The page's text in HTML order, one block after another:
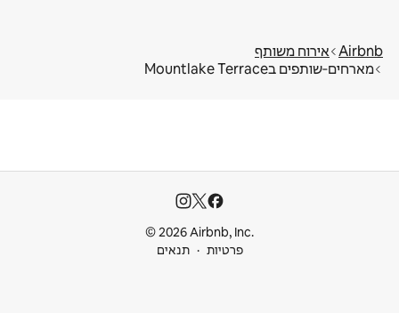
Airbnb אירוח משותף
מארחים‑שותפים בMountlake Terrace
© 2026 Airbnb, Inc.
פרטיות
תנאים